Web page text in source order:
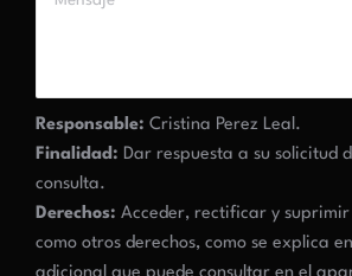
Responsable: Cristina Perez Leal.
Finalidad: Dar respuesta a su solicitud
consulta.
Derechos: Acceder, rectificar y suprimir
como otros derechos, como se explica